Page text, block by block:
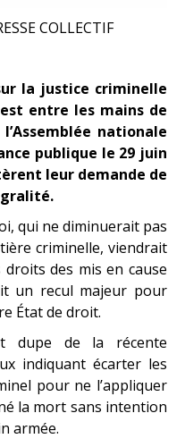
COLLECTIF
la justice criminelle
entre les mains de
nationale
publique le 29 juin
leur demande de
qui ne diminuerait pas
criminelle, viendrait
des mis en cause
un recul majeur pour
État de droit.
dupe de la récente
indiquant écarter les
pour ne l’appliquer
la mort sans intention
armée.